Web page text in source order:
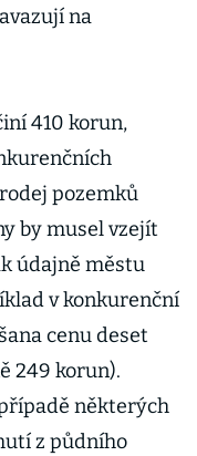
na
410 korun,
pozemků
by musel vzejít
údajně městu
v konkurenční
cenu deset
249 korun).
některých
z půdního